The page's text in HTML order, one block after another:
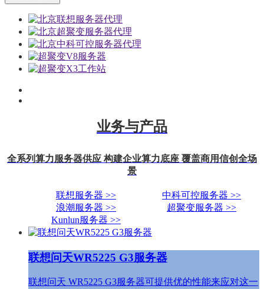
业务与产品
全系列算力服务器供应 构建企业算力底座 覆盖商用信创全场
景
联想服务器 >>
中科可控服务器 >>
浪潮服务器 >>
超聚变服务器 >>
Kunlun服务器 >>
联想问天WR5225 G3服务器
联想问天 WR5225 G3服务器可提供优的性能来应对这一